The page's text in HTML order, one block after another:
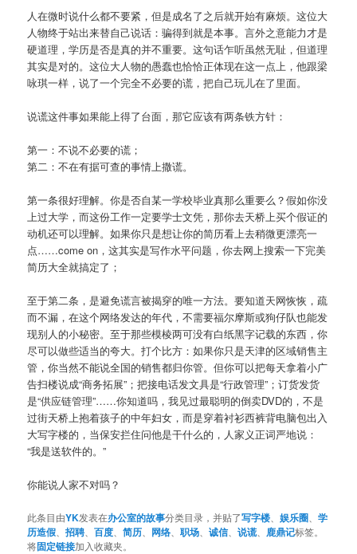
人在微时说什么都不要紧，但是成名了之后就开始有麻烦。这位大
人物终于站出来替自己说话：骗得到就是本事。言外之意能力才是
硬道理，学历是否是真的并不重要。这句话乍听虽然无耻，但道理
其实是对的。这位大人物的愚蠢也恰恰正体现在这一点上，他跟梁
咏琪一样，说了一个完全不必要的谎，把自己玩儿在了里面。
说谎这件事如果能上得了台面，那它应该有两条铁方针：
第一：不说不必要的谎；
第二：不在有据可查的事情上撒谎。
第一条很好理解。你是否自某一学校毕业真那么重要么？假如你没
上过大学，而这份工作一定要学士文凭，那你去天桥上买个假证的
动机还可以理解。如果你只是想让你的简历看上去稍微更漂亮一
点……come on，这其实是写作水平问题，你去网上搜索一下完美
简历大全就搞定了；
至于第二条，是避免谎言被揭穿的唯一方法。要知道天网恢恢，疏
而不漏，在这个网络发达的年代，不需要福尔摩斯或狗仔队也能发
现别人的小秘密。至于那些模棱两可没有白纸黑字记载的东西，你
尽可以做些适当的夸大。打个比方：如果你只是天津的区域销售主
管，你当然不能说全国的销售都归你管。但你可以把每天拿着小广
告扫楼说成“商务拓展”；把接电话发文具是“行政管理”；订货发货
是“供应链管理”……你知道吗，我见过最聪明的倒卖DVD的，不是
过街天桥上抱着孩子的中年妇女，而是穿着衬衫西裤背电脑包出入
大写字楼的，当保安拦住问他是干什么的，人家义正词严地说：
“我是送软件的。”
你能说人家不对吗？
此条目由YK发表在办公室的故事分类目录，并贴了写字楼 、娱乐圈 、学
历造假 、招聘、百度 、简历 网络 、职场 、诚信、说谎、 鹿鼎记标签。
将固定链接加入收藏夹。